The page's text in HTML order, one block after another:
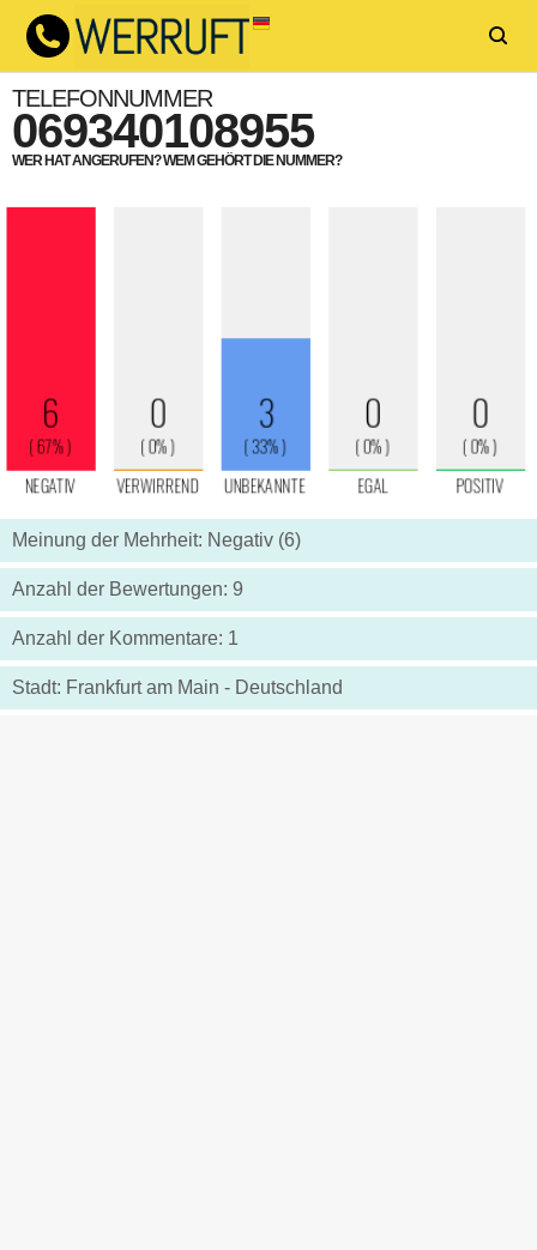
TELEFONNUMMER
069340108955
WER HAT ANGERUFEN? WEM GEHÖRT DIE NUMMER?
Meinung der Mehrheit: Negativ (6)
Anzahl der Bewertungen: 9
Anzahl der Kommentare: 1
Stadt: Frankfurt am Main - Deutschland